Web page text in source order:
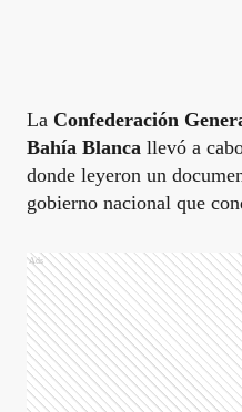
La Confederación
Bahía Blanca llevó a
donde leyeron un
gobierno nacional que
Ads